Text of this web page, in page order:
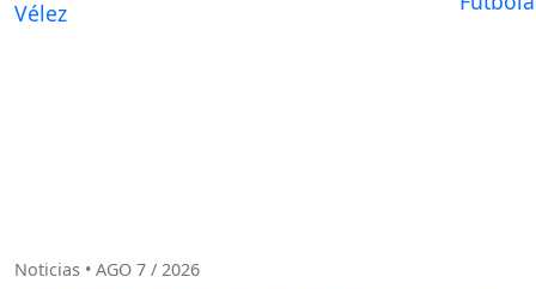
Noticias • AGO 7 / 2026